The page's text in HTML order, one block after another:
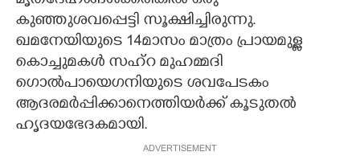
കുഞ്ഞുശവപ്പെട്ടി സൂക്ഷിച്ചിരുന്നു.
ഖമനേയിയുടെ 14മാസം മാത്രം പ്രായമുള്ള
കൊച്ചുമകൾ സഹ്റ മുഹമ്മദി
ഗൊൽപായെഗനിയുടെ ശവപേടകം
ആദരമർപ്പിക്കാനെത്തിയർക്ക് കൂടുതൽ
ഹൃദയഭേദകമായി.
ADVERTISEMENT